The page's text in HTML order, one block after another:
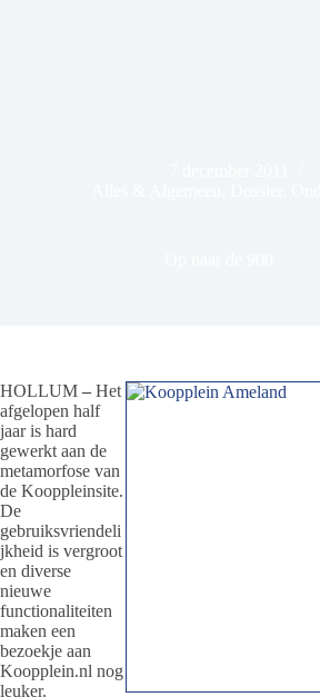
HOLLUM – Het
afgelopen half
jaar is hard
gewerkt aan de
metamorfose van
de Kooppleinsite.
De
gebruiksvriendeli
jkheid is vergroot
en diverse
nieuwe
functionaliteiten
maken een
bezoekje aan
Koopplein.nl nog
leuker.